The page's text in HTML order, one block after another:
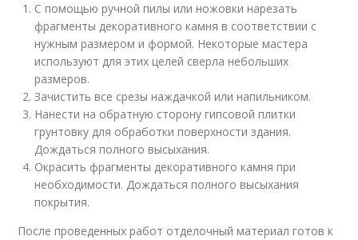
С помощью ручной пилы или ножовки нарезать
фрагменты декоративного камня в соответствии с
нужным размером и формой. Некоторые мастера
используют для этих целей сверла небольших
размеров.
Зачистить все срезы наждачкой или напильником.
Нанести на обратную сторону гипсовой плитки
грунтовку для обработки поверхности здания.
Дождаться полного высыхания.
Окрасить фрагменты декоративного камня при
необходимости. Дождаться полного высыхания
покрытия.
После проведенных работ отделочный материал готов к